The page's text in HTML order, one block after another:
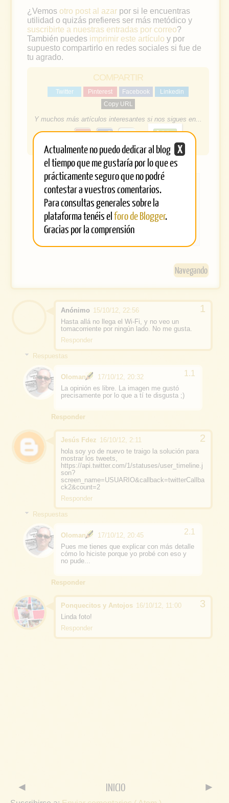
¿Vemos otro post al azar por si le encuentras
utilidad o quizás prefieres ser más metódico y
suscribirte a nuestras entradas por correo?
También puedes imprimir este artículo y por
supuesto compartirlo en redes sociales si fue de
tu agrado.
COMPARTIR
Twitter Pinterest Facebook
Linkedin
Copy URL
Y muchos más artículos interesantes si nos sigues en...
g
o
o
g
l
e
f
a
c
e
b
o
o
k
Oloman
Creo que pienso, luego creo
que existo... y últimamente
alternando #Blogger y
http://musicaememorandum.
com
Navegando
Anónimo 15/10/12, 22:56
Hasta allá no llega el Wi-Fi, y no veo un
tomacorriente por ningún lado. No me gusta.
Responder
Respuestas
Oloman
17/10/12, 20:32
La opinión es libre. La imagen me gustó
precisamente por lo que a tí te disgusta ;)
Responder
Jesús Fdez 16/10/12, 2:11
hola soy yo de nuevo te traigo la solución para
mostrar los tweets,
https://api.twitter.com/1/statuses/user_timeline.j
son?
screen_name=USUARIO&callback=twitterCallba
ck2&count=2
Responder
Respuestas
Oloman
17/10/12, 20:45
Pues me tienes que explicar con más detalle
cómo lo hiciste porque yo probé con eso y
no pude...
Responder
Ponquecitos y Antojos 16/10/12, 11:00
Linda foto!
Responder
◄ ►
INICIO
X
Actualmente no puedo dedicar al blog
el tiempo que me gustaría por lo que es
prácticamente seguro que no podré
contestar a vuestros comentarios.
Para consultas generales sobre la
plataforma tenéis elforo de Blogger.
Gracias por la comprensión